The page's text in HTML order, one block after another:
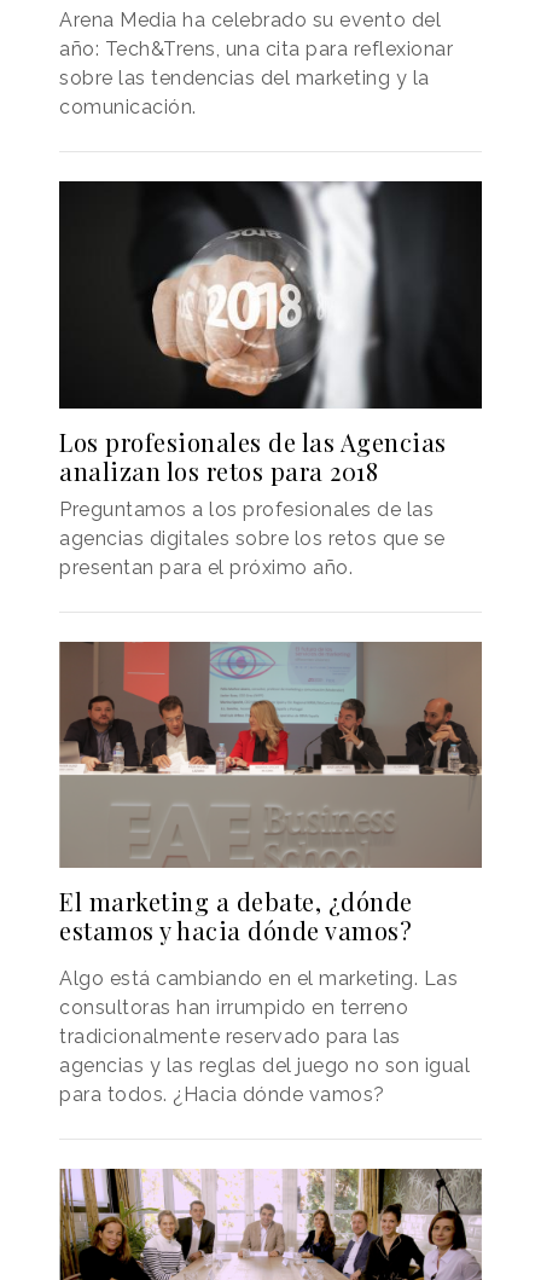
Arena Media ha celebrado su evento del
año: Tech&Trens, una cita para reflexionar
sobre las tendencias del marketing y la
comunicación.
Los profesionales de las Agencias
analizan los retos para 2018
Preguntamos a los profesionales de las
agencias digitales sobre los retos que se
presentan para el próximo año.
El marketing a debate, ¿dónde
estamos y hacia dónde vamos?
Algo está cambiando en el marketing. Las
consultoras han irrumpido en terreno
tradicionalmente reservado para las
agencias y las reglas del juego no son igual
para todos. ¿Hacia dónde vamos?